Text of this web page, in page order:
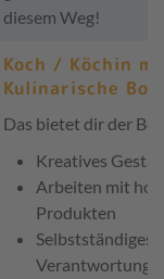
diesem Weg!
Koch / Köchin
Kulinarische
Das bietet dir der
Kreatives
Arbeiten mit
Produkten
Selbstständiges
Verantwortung